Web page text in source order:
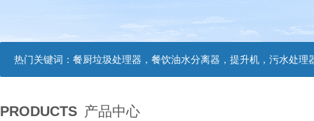
热门关键词： 餐厨垃圾处理器，餐饮油水分离器，提升机，污水处理
PRODUCTS 产品中心